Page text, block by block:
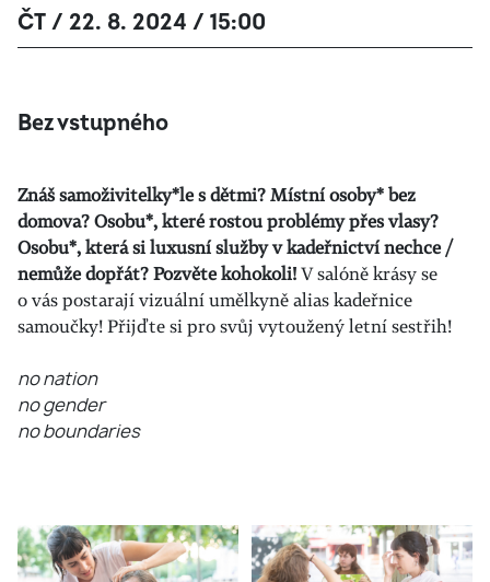
ČT / 22. 8. 2024 / 15:00
Bez vstupného
Znáš samoživitelky*le s dětmi? Místní osoby* bez
domova? Osobu*, které rostou problémy přes vlasy?
Osobu*, která si luxusní služby v kadeřnictví nechce /
nemůže dopřát? Pozvěte kohokoli!V salóně krásy se
o vás postarají vizuální umělkyně alias kadeřnice
samoučky! Přijďte si pro svůj vytoužený letní sestřih!
no nation
no gender
no boundaries